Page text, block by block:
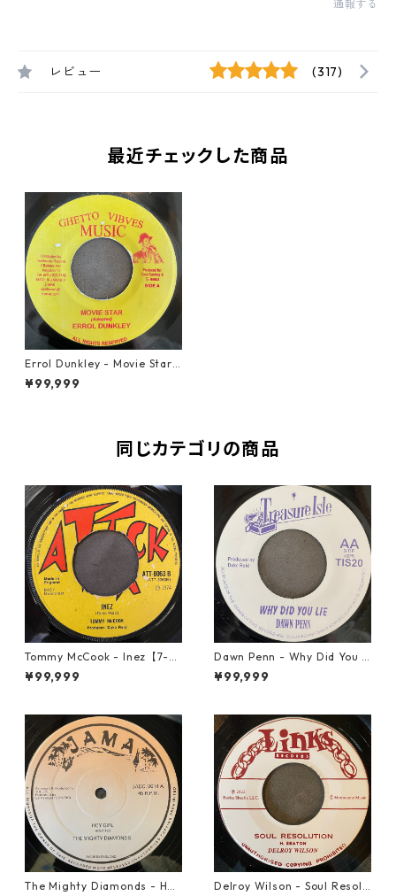
通報する
レビュー (317)
最近チェックした商品
Errol Dunkley - Movie Star
【7-21682】
¥99,999
同じカテゴリの商品
Tommy McCook - Inez【7-21
840】
¥99,999
Dawn Penn - Why Did You Li
e【7-21938】
¥99,999
The Mighty Diamonds - Hey
Delroy Wilson - Soul Resolu